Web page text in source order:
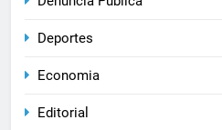
Deportes
Economia
Editorial